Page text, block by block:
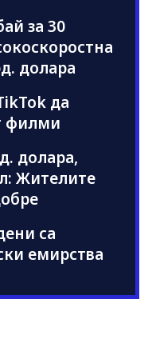
за 30
долара
да
филми
долара,
Жителите
са
емирства